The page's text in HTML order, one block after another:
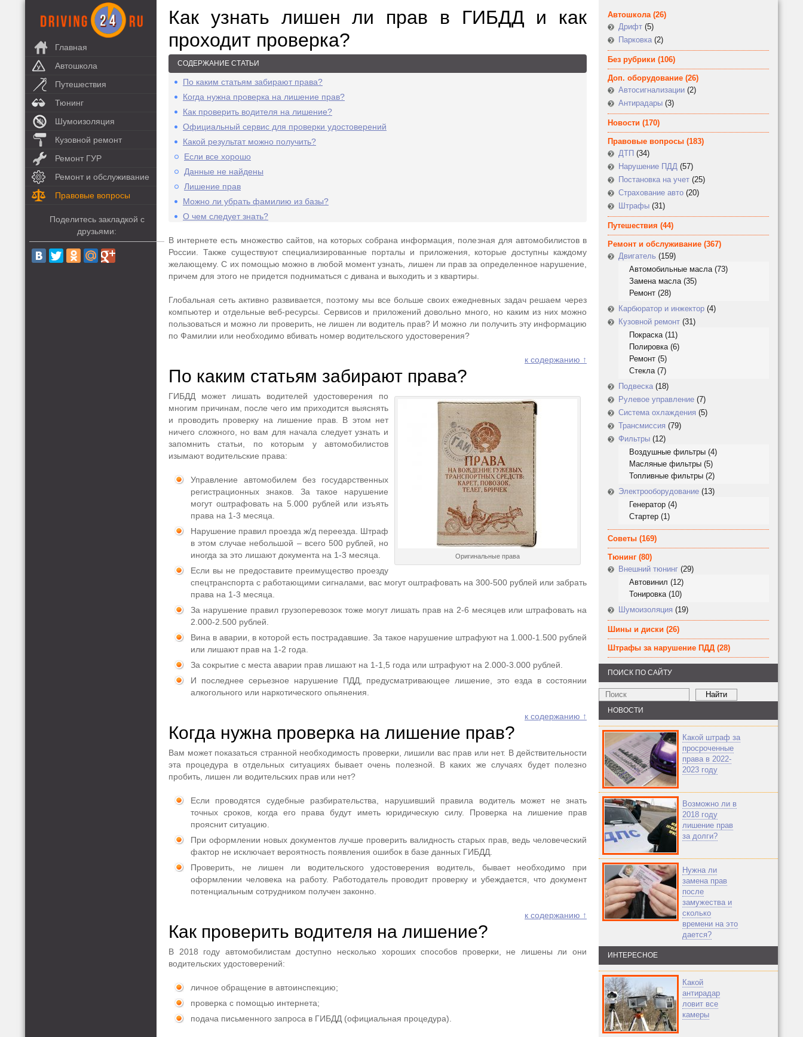
Главная
Автошкола
Путешествия
Тюнинг
Шумоизоляция
Кузовной ремонт
Ремонт ГУР
Ремонт и обслуживание
Правовые вопросы
Поделитесь закладкой с
друзьями:
Как узнать лишен ли прав в ГИБДД и как
проходит проверка?
СОДЕРЖАНИЕ СТАТЬИ
По каким статьям забирают права?
Когда нужна проверка на лишение прав?
Как проверить водителя на лишение?
Официальный сервис для проверки удостоверений
Какой результат можно получить?
Если все хорошо
Данные не найдены
Лишение прав
Можно ли убрать фамилию из базы?
О чем следует знать?
В интернете есть множество сайтов, на которых собрана информация, полезная для автомобилистов в
России. Также существуют специализированные порталы и приложения, которые доступны каждому
желающему. С их помощью можно в любой момент узнать, лишен ли прав за определенное нарушение,
причем для этого не придется подниматься с дивана и выходить и з квартиры.
Глобальная сеть активно развивается, поэтому мы все больше своих ежедневных задач решаем через
компьютер и отдельные веб-ресурсы. Сервисов и приложений довольно много, но каким из них можно
пользоваться и можно ли проверить, не лишен ли водитель прав? И можно ли получить эту информацию
по Фамилии или необходимо вбивать номер водительского удостоверения?
к содержанию ↑
По каким статьям забирают права?
Оригинальные права
ГИБДД может лишать водителей удостоверения по
многим причинам, после чего им приходится выяснять
и проводить проверку на лишение прав. В этом нет
ничего сложного, но вам для начала следует узнать и
запомнить статьи, по которым у автомобилистов
изымают водительские права:
Управление автомобилем без государственных
регистрационных знаков. За такое нарушение
могут оштрафовать на 5.000 рублей или изъять
права на 1-3 месяца.
Нарушение правил проезда ж/д переезда. Штраф
в этом случае небольшой – всего 500 рублей, но
иногда за это лишают документа на 1-3 месяца.
Если вы не предоставите преимущество проезду
спецтранспорта с работающими сигналами, вас могут оштрафовать на 300-500 рублей или забрать
права на 1-3 месяца.
За нарушение правил грузоперевозок тоже могут лишать прав на 2-6 месяцев или штрафовать на
2.000-2.500 рублей.
Вина в аварии, в которой есть пострадавшие. За такое нарушение штрафуют на 1.000-1.500 рублей
или лишают прав на 1-2 года.
За сокрытие с места аварии прав лишают на 1-1,5 года или штрафуют на 2.000-3.000 рублей.
И последнее серьезное нарушение ПДД, предусматривающее лишение, это езда в состоянии
алкогольного или наркотического опьянения.
к содержанию ↑
Когда нужна проверка на лишение прав?
Вам может показаться странной необходимость проверки, лишили вас прав или нет. В действительности
эта процедура в отдельных ситуациях бывает очень полезной. В каких же случаях будет полезно
пробить, лишен ли водительских прав или нет?
Если проводятся судебные разбирательства, нарушивший правила водитель может не знать
точных сроков, когда его права будут иметь юридическую силу. Проверка на лишение прав
прояснит ситуацию.
При оформлении новых документов лучше проверить валидность старых прав, ведь человеческий
фактор не исключает вероятность появления ошибок в базе данных ГИБДД.
Проверить, не лишен ли водительского удостоверения водитель, бывает необходимо при
оформлении человека на работу. Работодатель проводит проверку и убеждается, что документ
потенциальным сотрудником получен законно.
к содержанию ↑
Как проверить водителя на лишение?
В 2018 году автомобилистам доступно несколько хороших способов проверки, не лишены ли они
водительских удостоверений:
личное обращение в автоинспекцию;
проверка с помощью интернета;
подача письменного запроса в ГИБДД (официальная процедура).
Автошкола(26)
Дрифт (5)
Парковка (2)
Без рубрики (106)
Доп. оборудование (26)
Автосигнализации (2)
Антирадары (3)
Новости (170)
Правовые вопросы (183)
ДТП (34)
Нарушение ПДД (57)
Постановка на учет (25)
Страхование авто (20)
Штрафы (31)
Путешествия (44)
Ремонт и обслуживание (367)
Двигатель (159)
Автомобильные масла(73)
Замена масла(35)
Ремонт (28)
Карбюратор и инжектор (4)
Кузовной ремонт (31)
Покраска(11)
Полировка(6)
Ремонт (5)
Стекла(7)
Подвеска (18)
Рулевое управление (7)
Система охлаждения (5)
Трансмиссия (79)
Фильтры (12)
Воздушные фильтры (4)
Масляные фильтры (5)
Топливные фильтры (2)
Электрооборудование (13)
Генератор (4)
Стартер (1)
Советы (169)
Тюнинг (80)
Внешний тюнинг (29)
Автовинил (12)
Тонировка(10)
Шумоизоляция (19)
Шины и диски (26)
Штрафы за нарушение ПДД (28)
ПОИСК ПО САЙТУ
НОВОСТИ
Какой штраф за
просроченные
права в 2022-
2023 году
Возможно ли в
2018 году
лишение прав
за долги?
Нужна ли
замена прав
после
замужества и
сколько
времени на это
дается?
ИНТЕРЕСНОЕ
Какой
антирадар
ловит все
камеры